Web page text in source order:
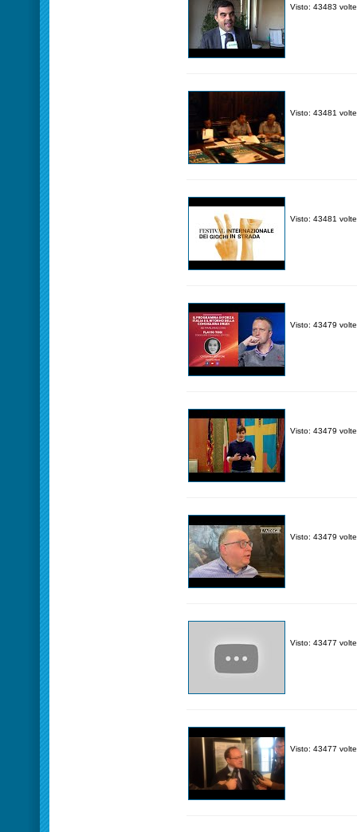
Visto: 43483 volte
Visto: 43481 volte
Visto: 43481 volte
Visto: 43479 volte
Visto: 43479 volte
Visto: 43479 volte
Visto: 43477 volte
Visto: 43477 volte